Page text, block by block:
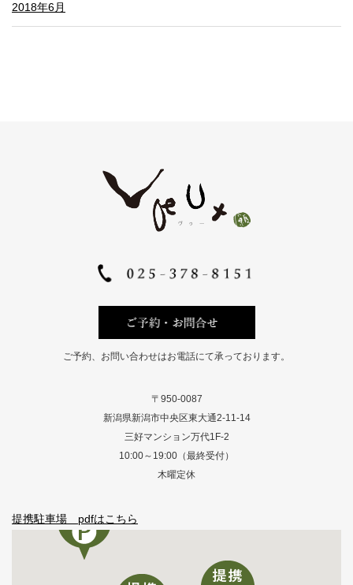
2018年6月
ご予約、お問い合わせはお電話にて承っております。
〒950-0087
新潟県新潟市中央区東大通2-11-14
三好マンション万代1F-2
10:00～19:00（最終受付）
木曜定休
提携駐車場 pdfはこちら